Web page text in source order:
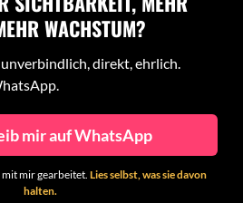
WACHSTUM?
direkt, ehrlich.
mir auf WhatsApp
mir gearbeitet. Lies selbst, was sie davon
halten.
Nicola Anders - Einfach Anders